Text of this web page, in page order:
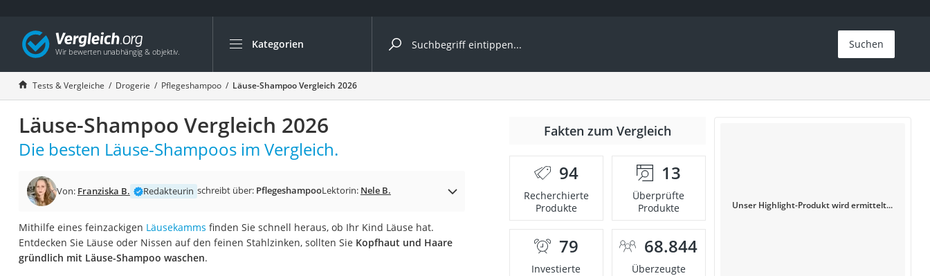
Kategorien
Die beliebtesten Vergleiche nach Kategorie
Drogerie
Inhalator
Haarschneider
Rollator
Katzenklappe (Chip)
Masturbator
Suchen
Tests & Vergleiche Drogerie Pflegeshampoo Läuse-Shampoo Vergleich 2026
Läuse-Shampoo Vergleich 2026
Die besten Läuse-Shampoos im Vergleich.
Von: Franziska B. Redakteurin schreibt über: PflegeshampooLektorin: Nele B.
Mithilfe eines feinzackigen Läusekamms finden Sie schnell heraus, ob Ihr Kind Läuse hat.
Entdecken Sie Läuse oder Nissen auf den feinen Stahlzinken, sollten Sie Kopfhaut und Haare
gründlich mit Läuse-Shampoo waschen.
Fakten zum Vergleich
94
Recherchierte
Produkte
13
Überprüfte
Produkte
79
Investierte
68.844
Überzeugte
Unser Highlight-Produkt wird ermittelt...